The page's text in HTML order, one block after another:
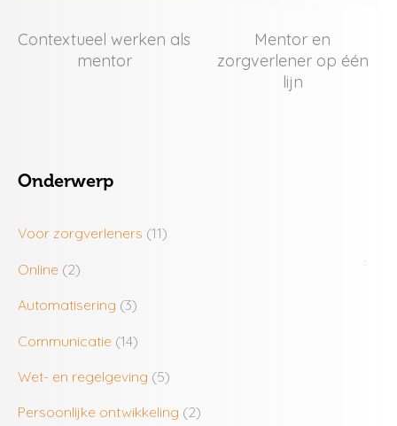
Contextueel werken als
mentor
Mentor en
zorgverlener op één
lijn
Onderwerp
Voor zorgverleners (11)
Online (2)
Automatisering (3)
Communicatie (14)
Wet- en regelgeving (5)
Persoonlijke ontwikkeling (2)